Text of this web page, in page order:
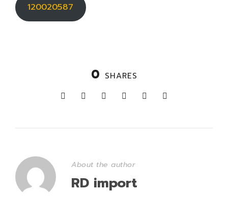
120020587
0 SHARES
About the author
RD import